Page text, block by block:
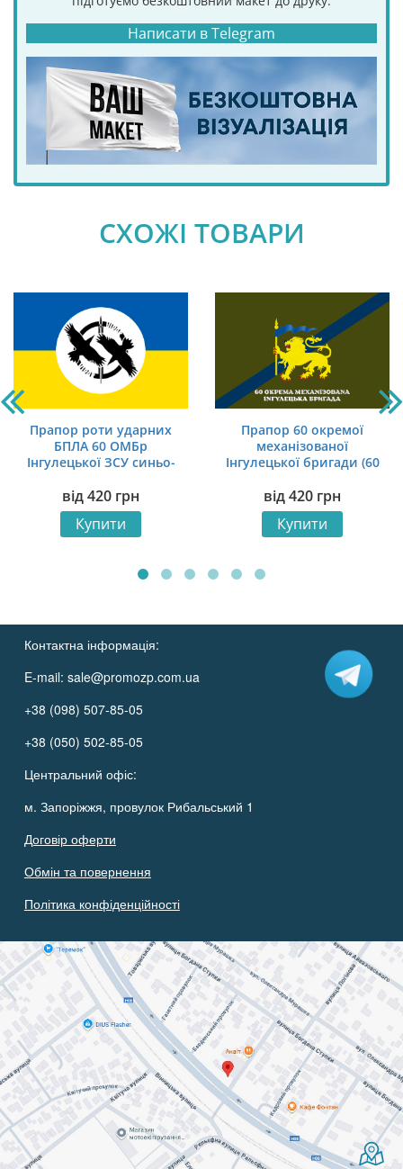
Написати в Telegram
СХОЖІ ТОВАРИ
Прапор роти ударних
БПЛА 60 ОМБр
Інгулецької ЗСУ синьо-
від420 грн
Купити
Прапор 60 окремої
механізованої
Інгулецької бригади (60
від420 грн
Купити
Контактна інформація:
E-mail: sale@promozp.com.ua
+38 (098) 507-85-05
+38 (050) 502-85-05
Центральний офіс:
м. Запоріжжя, провулок Рибальський 1
Договір оферти
Обмін та повернення
Політика конфіденційності